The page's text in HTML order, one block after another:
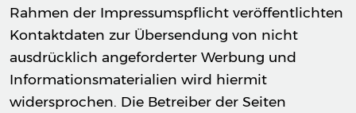
Rahmen der Impressumspflicht veröffentlichten
Kontaktdaten zur Übersendung von nicht
ausdrücklich angeforderter Werbung und
Informationsmaterialien wird hiermit
widersprochen. Die Betreiber der Seiten